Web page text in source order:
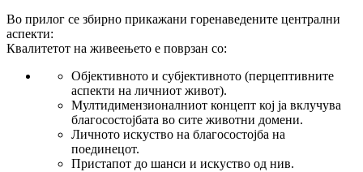
Во прилог се збирно прикажани горе­на­ве­де­ни­те цен­трални
аспекти:
Квалитетот на живеењето е поврзан со:
Објективното и субјективното (пер­цеп­тив­ни­те
аспекти на личниот живот).
Мултидимензионалниот концепт кој ја вклу­чува
благосостојбата во сите животни домени.
Личното искуство на благосостојба на
поединецот.
Пристапот до шанси и искуство од нив.